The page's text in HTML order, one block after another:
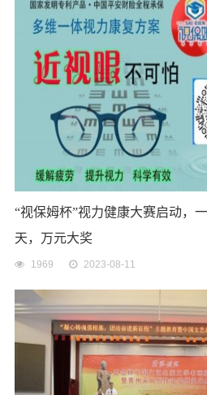
“视保姆杯”视力健康大赛启动，
天，万元大奖
1969 2023-08-11